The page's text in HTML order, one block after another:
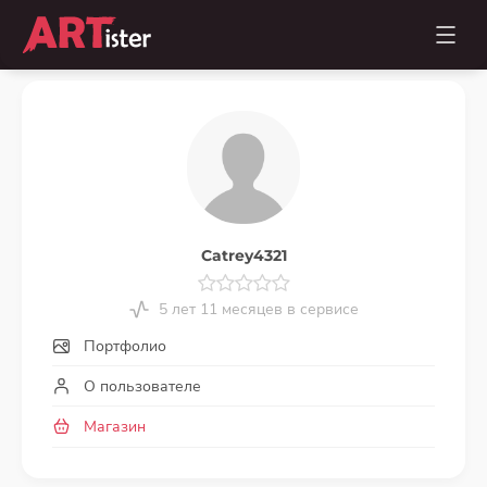
Catrey4321
5 лет 11 месяцев в сервисе
Портфолио
О пользователе
Магазин